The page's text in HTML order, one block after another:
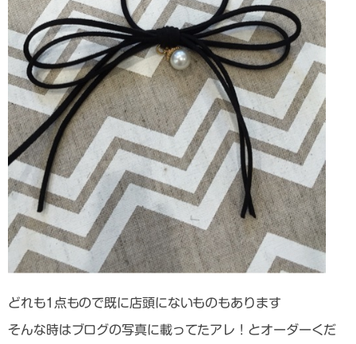
どれも1点もので既に店頭にないものもあります
そんな時はブログの写真に載ってたアレ！とオーダーくだ